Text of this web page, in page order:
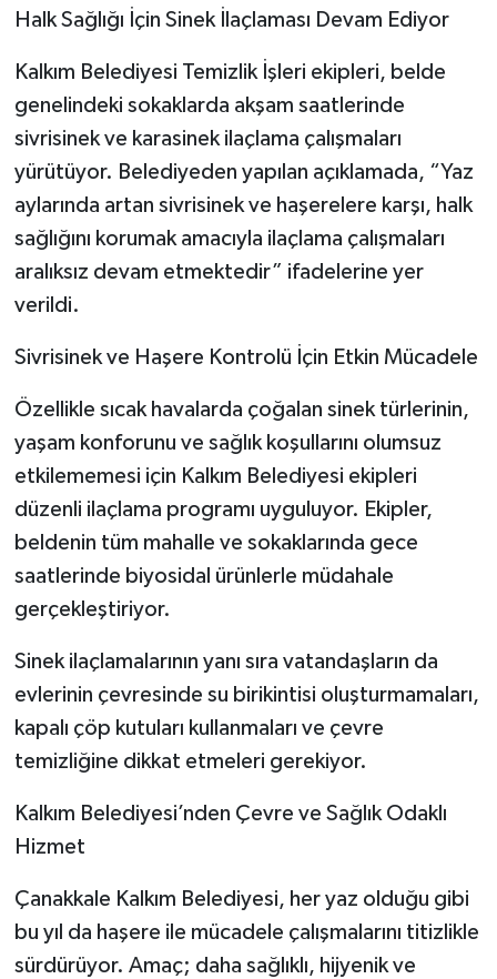
Halk Sağlığı İçin Sinek İlaçlaması Devam Ediyor
Kalkım Belediyesi Temizlik İşleri ekipleri, belde
genelindeki sokaklarda akşam saatlerinde
sivrisinek ve karasinek ilaçlama çalışmaları
yürütüyor. Belediyeden yapılan açıklamada, “Yaz
aylarında artan sivrisinek ve haşerelere karşı, halk
sağlığını korumak amacıyla ilaçlama çalışmaları
aralıksız devam etmektedir” ifadelerine yer
verildi.
Sivrisinek ve Haşere Kontrolü İçin Etkin Mücadele
Özellikle sıcak havalarda çoğalan sinek türlerinin,
yaşam konforunu ve sağlık koşullarını olumsuz
etkilememesi için Kalkım Belediyesi ekipleri
düzenli ilaçlama programı uyguluyor. Ekipler,
beldenin tüm mahalle ve sokaklarında gece
saatlerinde biyosidal ürünlerle müdahale
gerçekleştiriyor.
Sinek ilaçlamalarının yanı sıra vatandaşların da
evlerinin çevresinde su birikintisi oluşturmamaları,
kapalı çöp kutuları kullanmaları ve çevre
temizliğine dikkat etmeleri gerekiyor.
Kalkım Belediyesi’nden Çevre ve Sağlık Odaklı
Hizmet
Çanakkale Kalkım Belediyesi, her yaz olduğu gibi
bu yıl da haşere ile mücadele çalışmalarını titizlikle
sürdürüyor. Amaç; daha sağlıklı, hijyenik ve